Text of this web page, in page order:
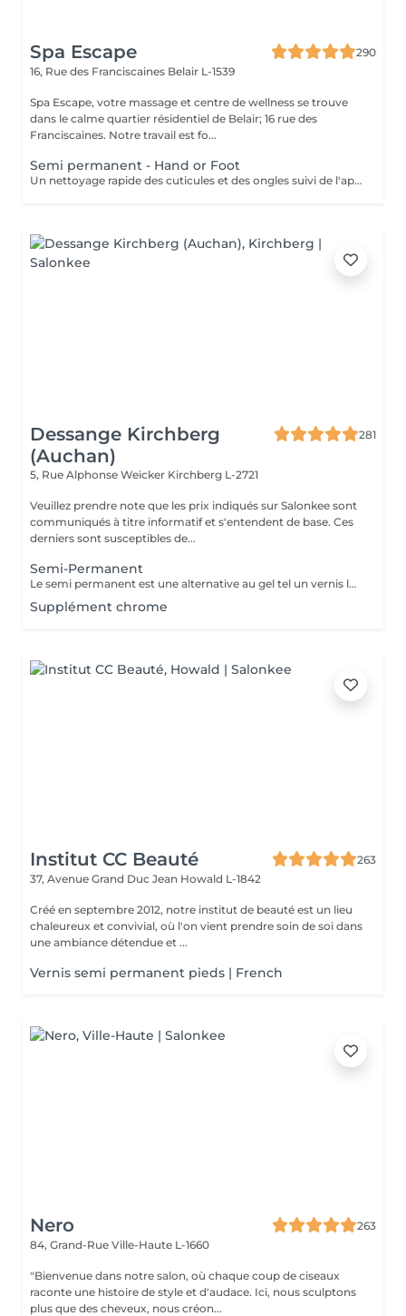
Spa Escape
290
16, Rue des Franciscaines Belair L-1539
Spa Escape, votre massage et centre de wellness se trouve
dans le calme quartier résidentiel de Belair; 16 rue des
Franciscaines. Notre travail est fo...
Semi permanent - Hand or Foot
Un nettoyage rapide des cuticules et des ongles suivi de l'application d'un vernis à ongles semi-permanent de votre choix.
Dessange Kirchberg
(Auchan)
281
5, Rue Alphonse Weicker Kirchberg L-2721
Veuillez prendre note que les prix indiqués sur Salonkee sont
communiqués à titre informatif et s'entendent de base. Ces
derniers sont susceptibles de...
Semi-Permanent
Le semi permanent est une alternative au gel tel un vernis longue durée pour une durée de deux semaines et demi à trois semaines de tenue (maximum ) Le retrait doit se faire uniquement au salon et nous le recommandons de manière ponctuelle. La manucure sèche est comprise dans cette prestation . Comme chaque cliente est unique, nous vous invitons à vous rapprocher d'une collaboratrice pour d'avantages d'informations
Supplément chrome
Institut CC Beauté
263
37, Avenue Grand Duc Jean Howald L-1842
Créé en septembre 2012, notre institut de beauté est un lieu
chaleureux et convivial, où l'on vient prendre soin de soi dans
une ambiance détendue et ...
Vernis semi permanent pieds | French
Nero
263
84, Grand-Rue Ville-Haute L-1660
"Bienvenue dans notre salon, où chaque coup de ciseaux
raconte une histoire de style et d'audace. Ici, nous sculptons
plus que des cheveux, nous créon...